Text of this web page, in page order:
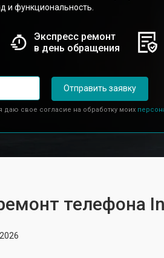
и функциональность.
Экспресс ремонт
в день обращения
Отправить заявку
даю свое согласие на обработку моих
телефона